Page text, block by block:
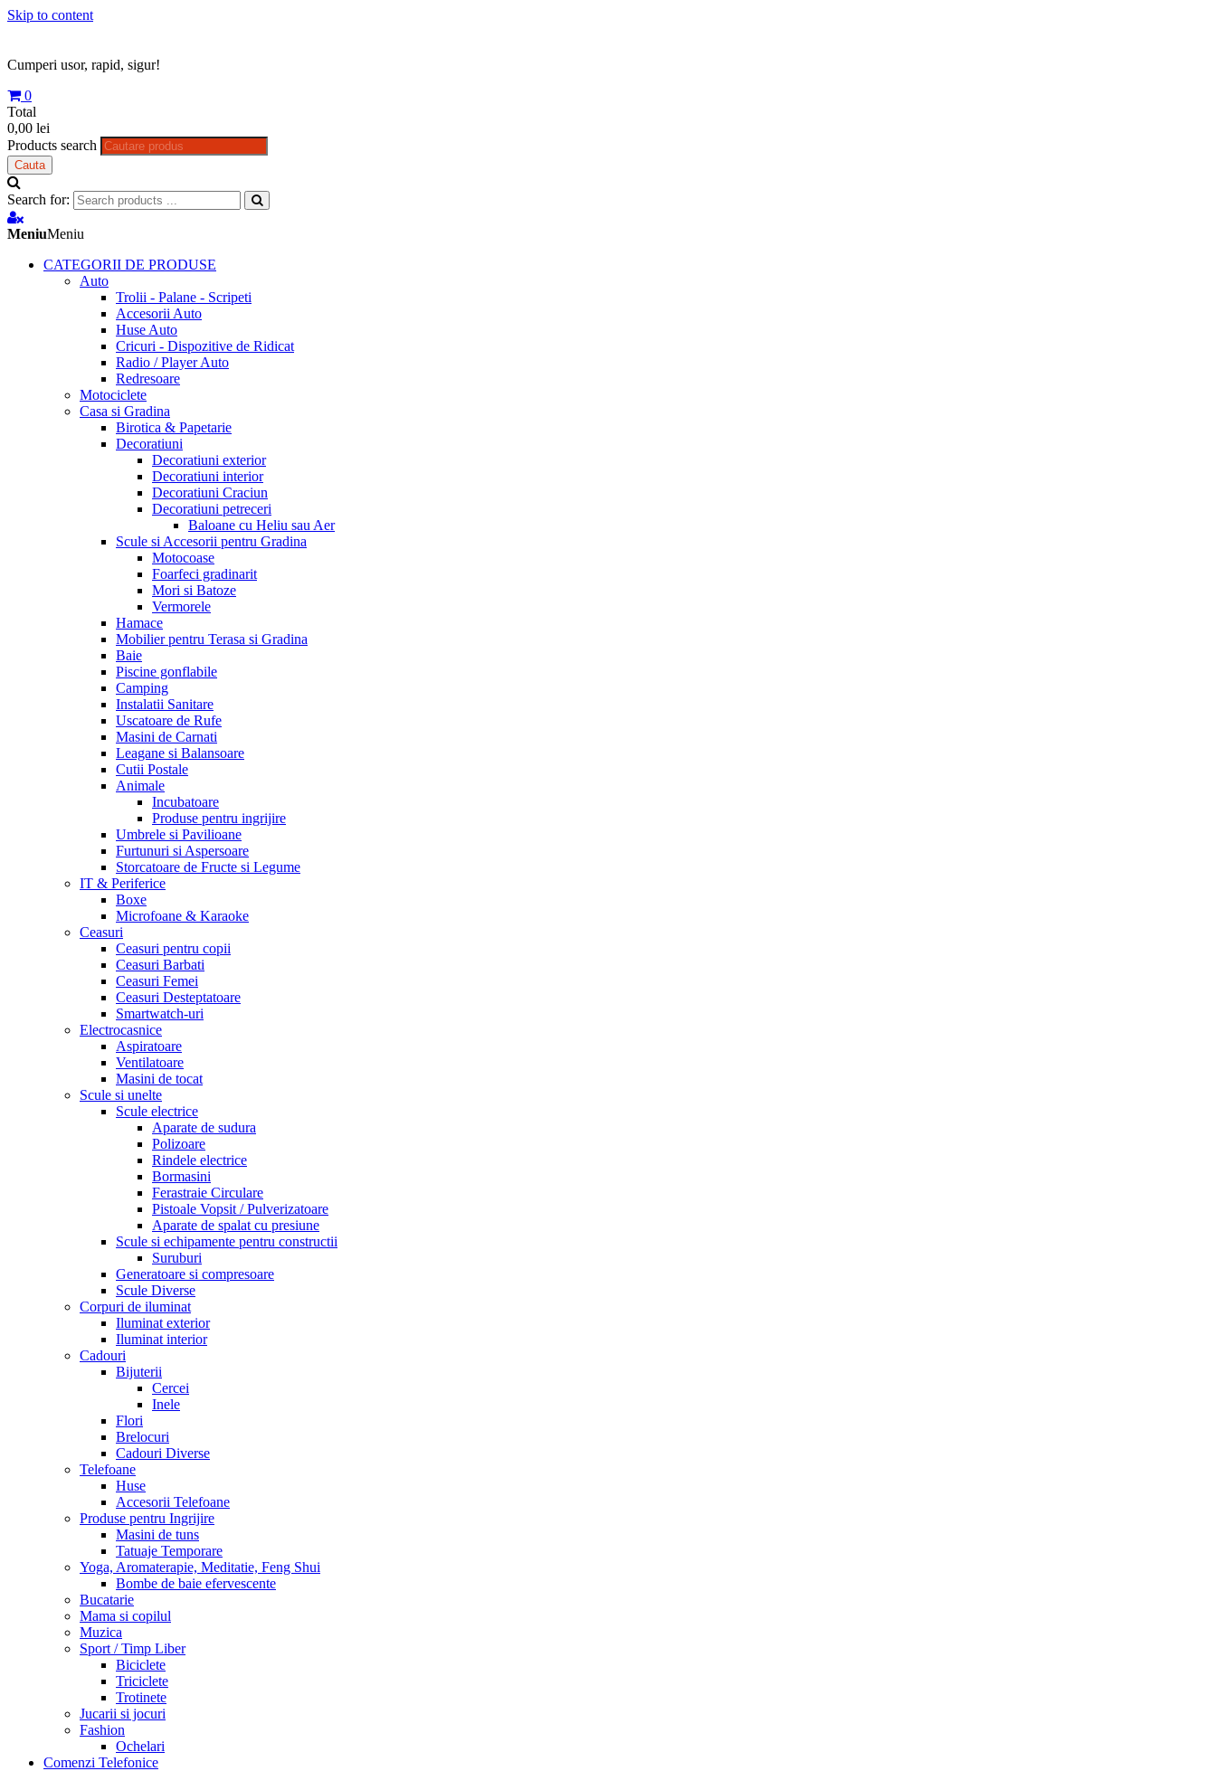
Skip to content
Cumperi usor, rapid, sigur!
0
Total
0,00 lei
Products search
Cauta
Search for:
MeniuMeniu
CATEGORII DE PRODUSE
Auto
Trolii - Palane - Scripeti
Accesorii Auto
Huse Auto
Cricuri - Dispozitive de Ridicat
Radio / Player Auto
Redresoare
Motociclete
Casa si Gradina
Birotica & Papetarie
Decoratiuni
Decoratiuni exterior
Decoratiuni interior
Decoratiuni Craciun
Decoratiuni petreceri
Baloane cu Heliu sau Aer
Scule si Accesorii pentru Gradina
Motocoase
Foarfeci gradinarit
Mori si Batoze
Vermorele
Hamace
Mobilier pentru Terasa si Gradina
Baie
Piscine gonflabile
Camping
Instalatii Sanitare
Uscatoare de Rufe
Masini de Carnati
Leagane si Balansoare
Cutii Postale
Animale
Incubatoare
Produse pentru ingrijire
Umbrele si Pavilioane
Furtunuri si Aspersoare
Storcatoare de Fructe si Legume
IT & Periferice
Boxe
Microfoane & Karaoke
Ceasuri
Ceasuri pentru copii
Ceasuri Barbati
Ceasuri Femei
Ceasuri Desteptatoare
Smartwatch-uri
Electrocasnice
Aspiratoare
Ventilatoare
Masini de tocat
Scule si unelte
Scule electrice
Aparate de sudura
Polizoare
Rindele electrice
Bormasini
Ferastraie Circulare
Pistoale Vopsit / Pulverizatoare
Aparate de spalat cu presiune
Scule si echipamente pentru constructii
Suruburi
Generatoare si compresoare
Scule Diverse
Corpuri de iluminat
Iluminat exterior
Iluminat interior
Cadouri
Bijuterii
Cercei
Inele
Flori
Brelocuri
Cadouri Diverse
Telefoane
Huse
Accesorii Telefoane
Produse pentru Ingrijire
Masini de tuns
Tatuaje Temporare
Yoga, Aromaterapie, Meditatie, Feng Shui
Bombe de baie efervescente
Bucatarie
Mama si copilul
Muzica
Sport / Timp Liber
Biciclete
Triciclete
Trotinete
Jucarii si jocuri
Fashion
Ochelari
Comenzi Telefonice